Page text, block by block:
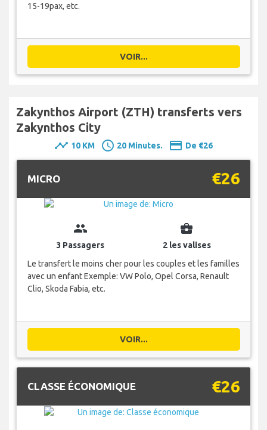
15-19pax, etc.
VOIR...
Zakynthos Airport (ZTH) transferts vers
Zakynthos City
timeline 10 KM schedule 20 Minutes. payment De €26
MICRO €26
group
3 Passagers
business_center
2 les valises
Le transfert le moins cher pour les couples et les familles
avec un enfant Exemple: VW Polo, Opel Corsa, Renault
Clio, Skoda Fabia, etc.
VOIR...
CLASSE ÉCONOMIQUE €26